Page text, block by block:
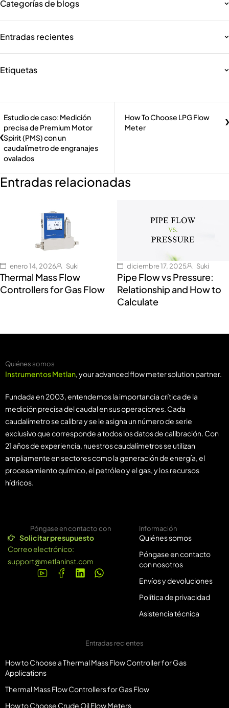
Categorías de blogs
Entradas recientes
Etiquetas
Estudio de caso: Medición
precisa de Premium Motor
Spirit (PMS) con un
caudalímetro de engranajes
ovalados
How To Choose LPG Flow
Meter
Entradas relacionadas
enero 14, 2026 Suki
Thermal Mass Flow
Controllers for Gas Flow
diciembre 17, 2025 Suki
Pipe Flow vs Pressure:
Relationship and How to
Calculate
Quiénes somos
Instrumentos Metlan , your advanced flow meter solution partner.
Fundada en 2003, entendemos la importancia crítica de la
medición precisa del caudal en sus operaciones. Cada
caudalímetro se calibra y se le asigna un número de serie
exclusivo que corresponde a todos los datos de calibración. Con
21 años de experiencia, nuestros caudalímetros se utilizan
ampliamente en sectores como la generación de energía, el
procesamiento químico, el petróleo y el gas, y los recursos
hídricos.
Póngase en contacto con
Solicitar presupuesto
Correo electrónico:
support@metlaninst.com
Información
Quiénes somos
Póngase en contacto
con nosotros
Envíos y devoluciones
Política de privacidad
Asistencia técnica
Entradas recientes
How to Choose a Thermal Mass Flow Controller for Gas
Applications
Thermal Mass Flow Controllers for Gas Flow
How to Choose Crude Oil Flow Meters